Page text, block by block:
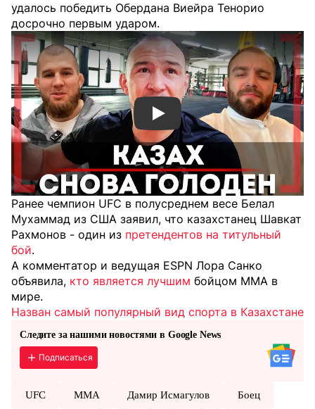
удалось победить Обердана Виейра Тенорио
досрочно первым ударом.
Смотреть видео YouTube
Ранее чемпион UFC в полусреднем весе Белал
Мухаммад из США заявил, что казахстанец Шавкат
Рахмонов - один из претендентов на титульный
бой.
А комментатор и ведущая ESPN Лора Санко
объявила, кто является лучшим бойцом MMA в
мире.
Назван самый популярный вид спорта в Казахстане
Следите за нашими новостями в Google News
Подписаться
UFC MMA Дамир Исмагулов Боец